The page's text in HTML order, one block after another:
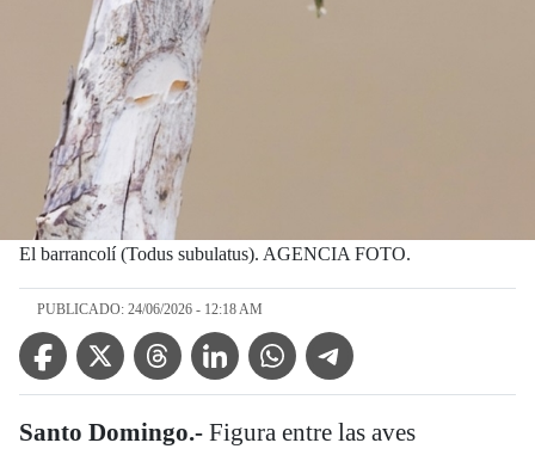
El barrancolí (Todus subulatus). AGENCIA FOTO.
PUBLICADO: 24/06/2026 - 12:18 AM
Facebook IconTwitter IconThreads IconLinkedin IconWhatsApp IconTelegram Icon
Santo Domingo.- Figura entre las aves